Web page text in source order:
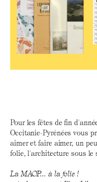
Pour les fêtes de fin
Occitanie-Pyrénées vous
aimer et faire aimer, un
folie, l'architecture sous le
La MAOP... à la folie !